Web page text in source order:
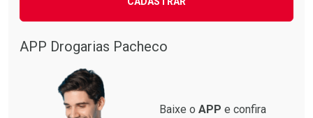
Comprar sem Desconto
Comprar sem Desconto
Comprar sem Desconto
Comprar sem Desconto
APP Drogarias Pacheco
Baixe o APP e confira